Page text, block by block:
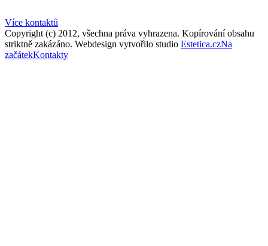
This page can't load Google Maps correctly.
Více kontaktů
Copyright (c) 2012, všechna práva vyhrazena. Kopírování obsahu
striktně zakázáno. Webdesign vytvořilo studio Estetica.czNa
začátekKontakty